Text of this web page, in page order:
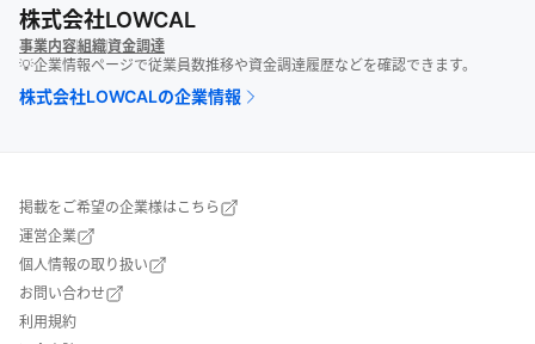
株式会社LOWCAL
事業内容組織資金調達
💡企業情報ページで従業員数推移や資金調達履歴などを確認できます。
株式会社LOWCALの企業情報
掲載をご希望の企業様はこちら
運営企業
個人情報の取り扱い
お問い合わせ
利用規約